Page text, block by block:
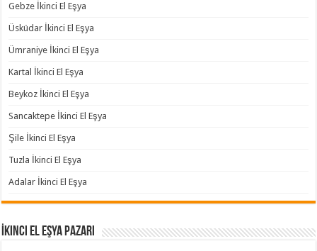
Gebze İkinci El Eşya
Üsküdar İkinci El Eşya
Ümraniye İkinci El Eşya
Kartal İkinci El Eşya
Beykoz İkinci El Eşya
Sancaktepe İkinci El Eşya
Şile İkinci El Eşya
Tuzla İkinci El Eşya
Adalar İkinci El Eşya
İkinci El Eşya Pazarı